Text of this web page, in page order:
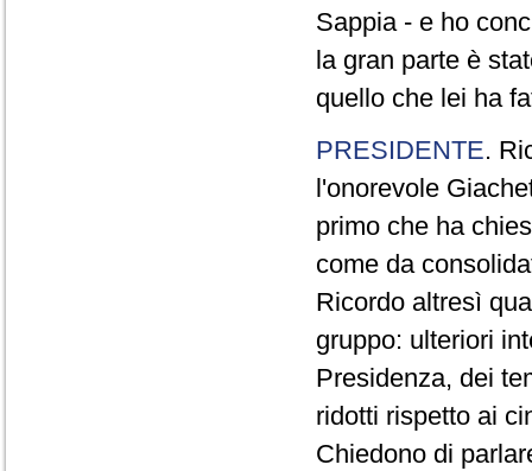
Sappia - e ho
la gran parte è
quello che lei ha
PRESIDENTE.
l'onorevole
primo che ha
come da
Ricordo altresì
gruppo: ulteriori
Presidenza, dei
ridotti rispetto ai
Chiedono di